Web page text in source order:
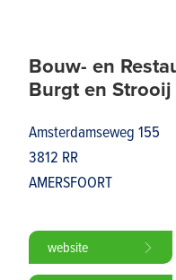
Bouw- en
Burgt en Strooij
Amsterdamseweg 155
3812 RR
AMERSFOORT
website